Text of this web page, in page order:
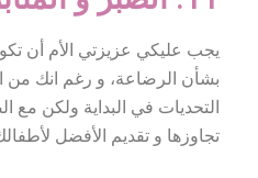
يجب عليكي عزيزتي الأم أن
بشأن الرضاعة، و رغم انك
التحديات في البداية ولكن مع
تجاوزها و تقديم الأفضل